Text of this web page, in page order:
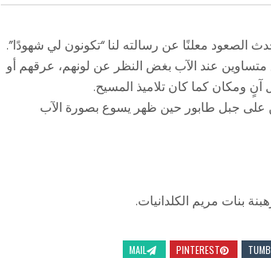
الصعود معلنًا عن رسالته لنا “تكونون لي شهودًا”.
متساوين عند الآب بغض النظر عن لونهم، عرقهم أو
ومكان كما كان تلاميذ المسيح.
على جبل طابور حين ظهر يسوع بصورة الآب
بنات مريم الكلدانيات.
PINTEREST
MAIL